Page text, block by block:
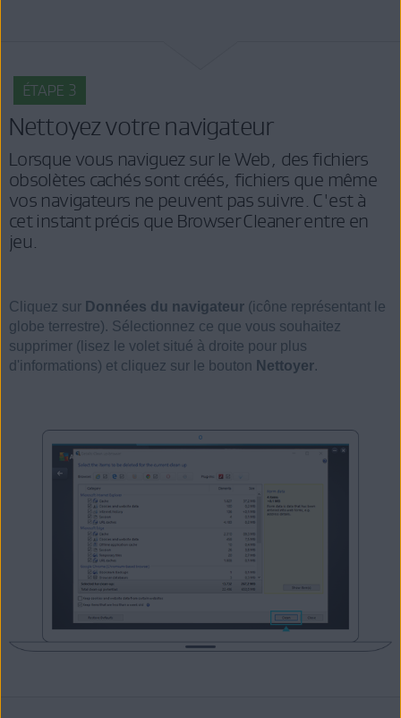
ÉTAPE 3
Nettoyez votre navigateur
Lorsque vous naviguez sur le Web, des fichiers
obsolètes cachés sont créés, fichiers que même
vos navigateurs ne peuvent pas suivre. C'est à
cet instant précis que Browser Cleaner entre en
jeu.
Cliquez sur Données du navigateur (icône représentant le
globe terrestre). Sélectionnez ce que vous souhaitez
supprimer (lisez le volet situé à droite pour plus
d'informations) et cliquez sur le bouton Nettoyer.